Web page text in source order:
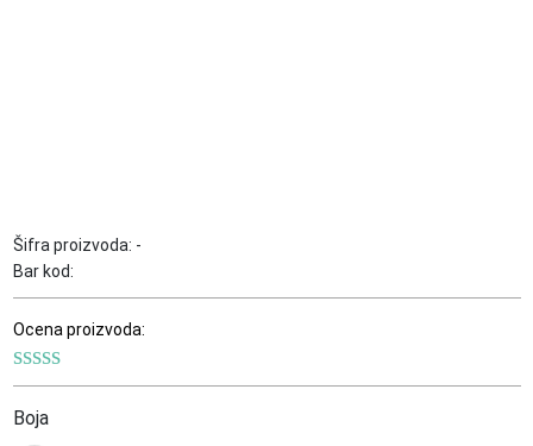
Bar kod:
Šifra proizvoda: -
Ocena proizvoda:
Boja